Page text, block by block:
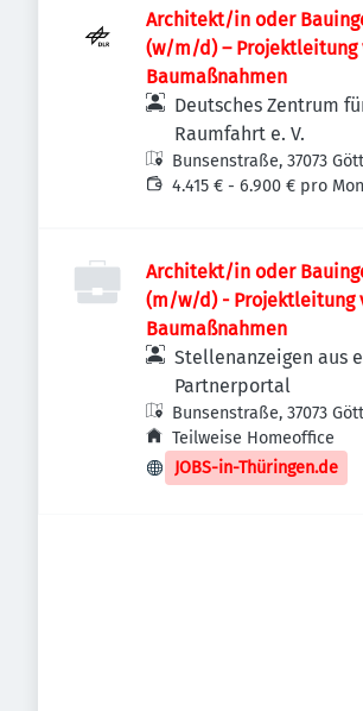
Architekt/in oder
(w/m/d) – Projekt­leitung
Baumaßnahmen
Deutsches Zentrum
Raumfahrt e. V.
Bunsenstraße, 37073
Deutschland
4.415 € - 6.900 € pro
Architekt/in oder
(m/w/d) - Projektleitung
Baumaßnahmen
Stellenanzeigen aus
Partnerportal
Bunsenstraße, 37073
Deutschland
Teilweise Homeoffice
JOBS-in-Thüringen.de